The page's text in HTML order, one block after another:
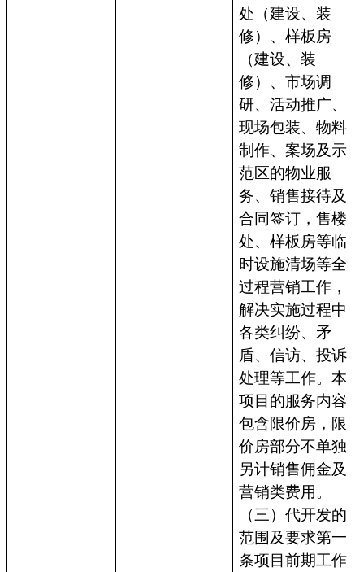
处（建设、装
修）、样板房
（建设、装
修）、市场调
研、活动推广、
现场包装、物料
制作、案场及示
范区的物业服
务、销售接待及
合同签订，售楼
处、样板房等临
时设施清场等全
过程营销工作，
解决实施过程中
各类纠纷、矛
盾、信访、投诉
处理等工作。本
项目的服务内容
包含限价房，限
价房部分不单独
另计销售佣金及
营销类费用。
（三）代开发的
范围及要求第一
条项目前期工作